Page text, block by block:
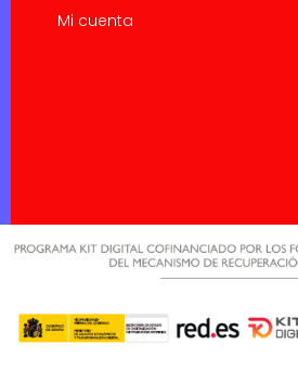
Mi cuenta